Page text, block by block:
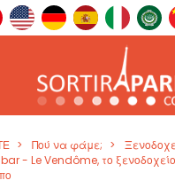
Πού να φάμε;
- Le Vendôme, το